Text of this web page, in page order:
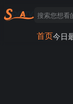
首页今日